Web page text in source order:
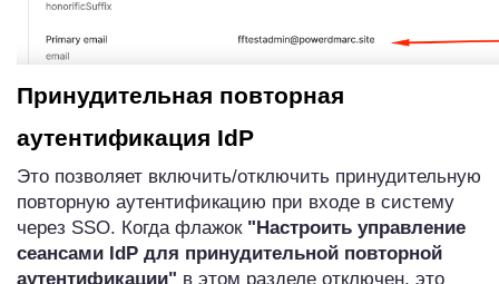
Принудительная повторная
аутентификация IdP
Это позволяет включить/отключить принудительную
повторную аутентификацию при входе в систему
через SSO. Когда флажок "Настроить управление
сеансами IdP для принудительной повторной
аутентификации" в этом разделе отключен, это